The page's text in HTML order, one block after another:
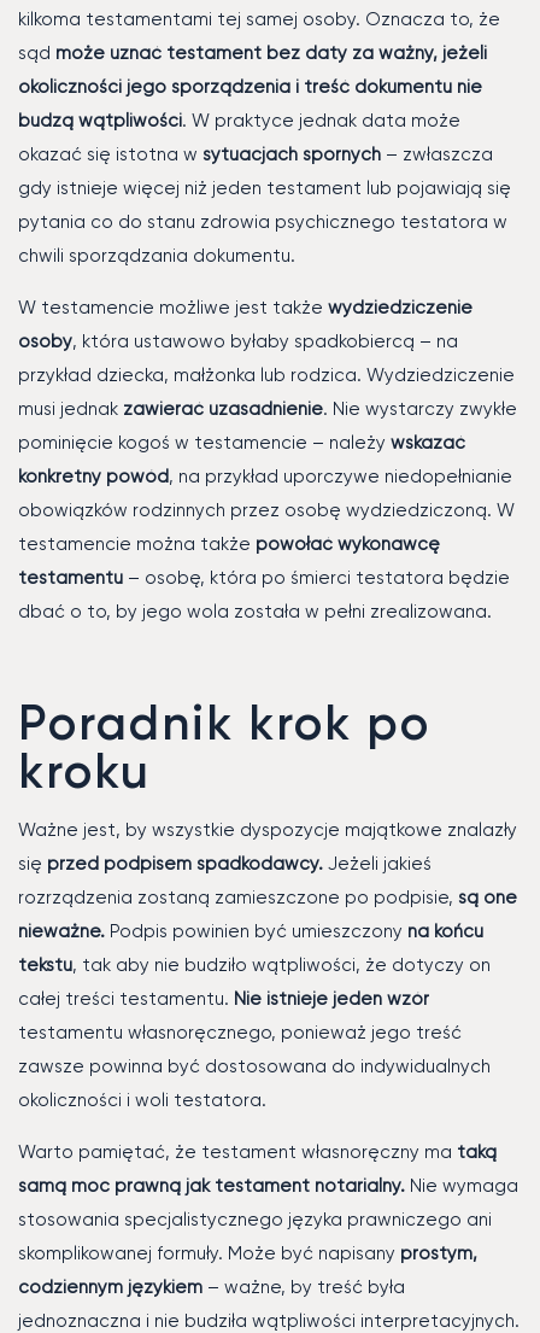
kilkoma testamentami tej samej osoby. Oznacza to, że
sąd może uznać testament bez daty za ważny, jeżeli
okoliczności jego sporządzenia i treść dokumentu nie
budzą wątpliwości. W praktyce jednak data może
okazać się istotna w sytuacjach spornych – zwłaszcza
gdy istnieje więcej niż jeden testament lub pojawiają się
pytania co do stanu zdrowia psychicznego testatora w
chwili sporządzania dokumentu.
W testamencie możliwe jest także wydziedziczenie
osoby, która ustawowo byłaby spadkobiercą – na
przykład dziecka, małżonka lub rodzica. Wydziedziczenie
musi jednak zawierać uzasadnienie. Nie wystarczy zwykłe
pominięcie kogoś w testamencie – należy wskazać
konkretny powód, na przykład uporczywe niedopełnianie
obowiązków rodzinnych przez osobę wydziedziczoną. W
testamencie można także powołać wykonawcę
testamentu – osobę, która po śmierci testatora będzie
dbać o to, by jego wola została w pełni zrealizowana.
Poradnik krok po
kroku
Ważne jest, by wszystkie dyspozycje majątkowe znalazły
się przed podpisem spadkodawcy. Jeżeli jakieś
rozrządzenia zostaną zamieszczone po podpisie, są one
nieważne. Podpis powinien być umieszczony na końcu
tekstu, tak aby nie budziło wątpliwości, że dotyczy on
całej treści testamentu. Nie istnieje jeden wzór
testamentu własnoręcznego, ponieważ jego treść
zawsze powinna być dostosowana do indywidualnych
okoliczności i woli testatora.
Warto pamiętać, że testament własnoręczny ma taką
samą moc prawną jak testament notarialny. Nie wymaga
stosowania specjalistycznego języka prawniczego ani
skomplikowanej formuły. Może być napisany prostym,
codziennym językiem – ważne, by treść była
jednoznaczna i nie budziła wątpliwości interpretacyjnych.